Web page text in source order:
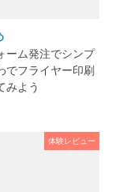
ーム発注でシンプ
でフライヤー印刷
みよう
体験レビュー